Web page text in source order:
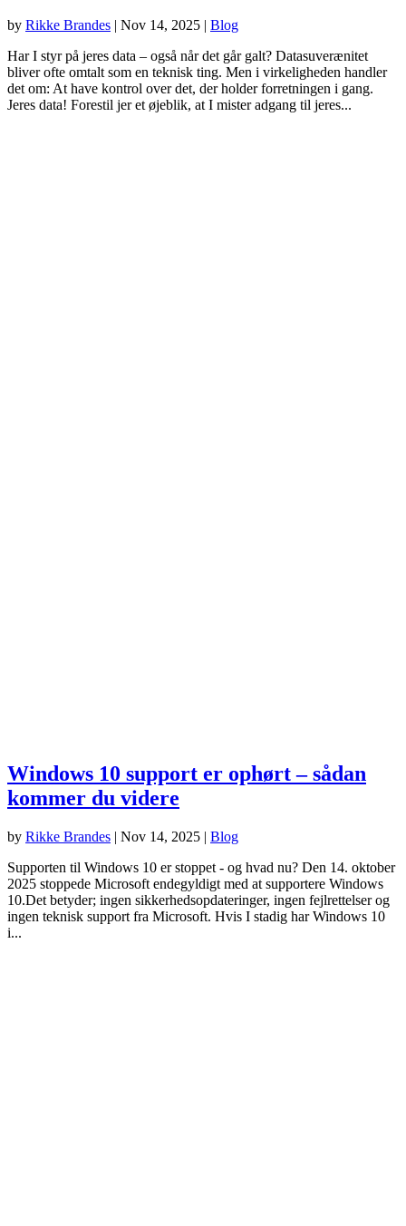
by Rikke Brandes Nov 14, 2025
Blog
Har I styr på jeres data – også når det går galt? Datasuverænitet
bliver ofte omtalt som en teknisk ting. Men i virkeligheden handler
det om: At have kontrol over det, der holder forretningen i gang.
Jeres data! Forestil jer et øjeblik, at I mister adgang til jeres...
Windows 10 support er ophørt – sådan
kommer du videre
by Rikke Brandes | Nov 14, 2025 | Blog
Supporten til Windows 10 er stoppet - og hvad nu? Den 14. oktober
2025 stoppede Microsoft endegyldigt med at supportere Windows
10.Det betyder; ingen sikkerhedsopdateringer, ingen fejlrettelser og
ingen teknisk support fra Microsoft. Hvis I stadig har Windows 10
i...